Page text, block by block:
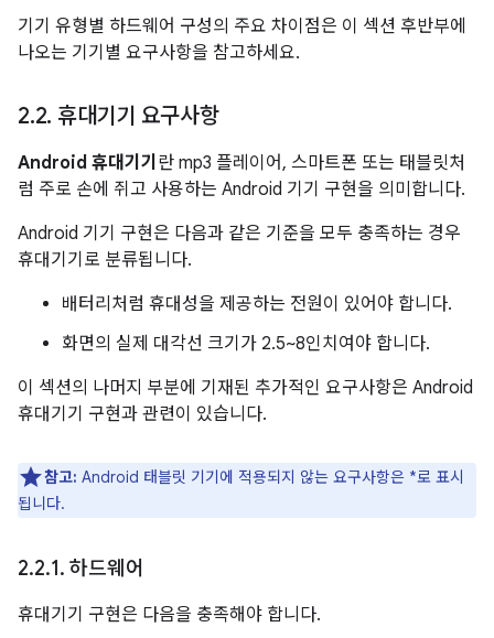
기기 유형별 하드웨어 구성의 주요 차이점은 이 섹션 후반부에
나오는 기기별 요구사항을 참고하세요.
2.2. 휴대기기 요구사항
Android 휴대기기 란 mp3 플레이어, 스마트폰 또는 태블릿처
럼 주로 손에 쥐고 사용하는 Android 기기 구현을 의미합니다.
Android 기기 구현은 다음과 같은 기준을 모두 충족하는 경우
휴대기기로 분류됩니다.
배터리처럼 휴대성을 제공하는 전원이 있어야 합니다.
화면의 실제 대각선 크기가 2.5~8인치여야 합니다.
이 섹션의 나머지 부분에 기재된 추가적인 요구사항은 Android
휴대기기 구현과 관련이 있습니다.
참고: Android 태블릿 기기에 적용되지 않는 요구사항은 *로 표시
됩니다.
2.2.1. 하드웨어
휴대기기 구현은 다음을 충족해야 합니다.